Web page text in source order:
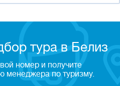
тура в Белиз
номер и получите
менеджера по туризму.